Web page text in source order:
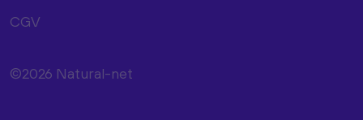
©2026 Natural-net
CGV